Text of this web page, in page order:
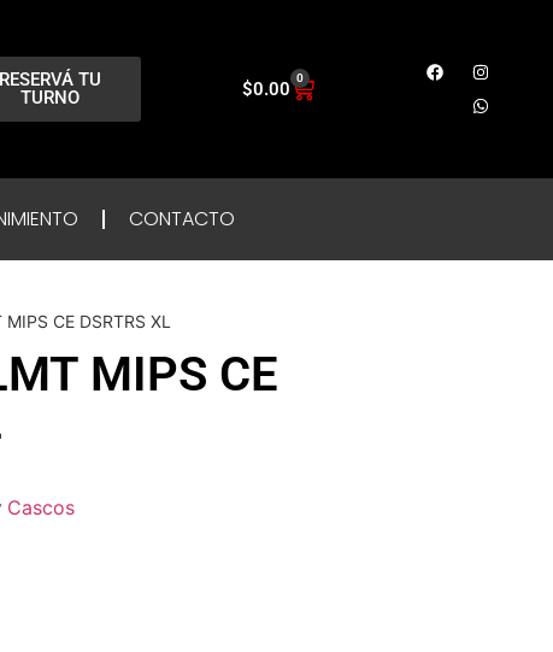
RESERVÁ TU
TURNO
$0.00 0
CONTACTO
CE DSRTRS XL
MIPS CE
Cascos